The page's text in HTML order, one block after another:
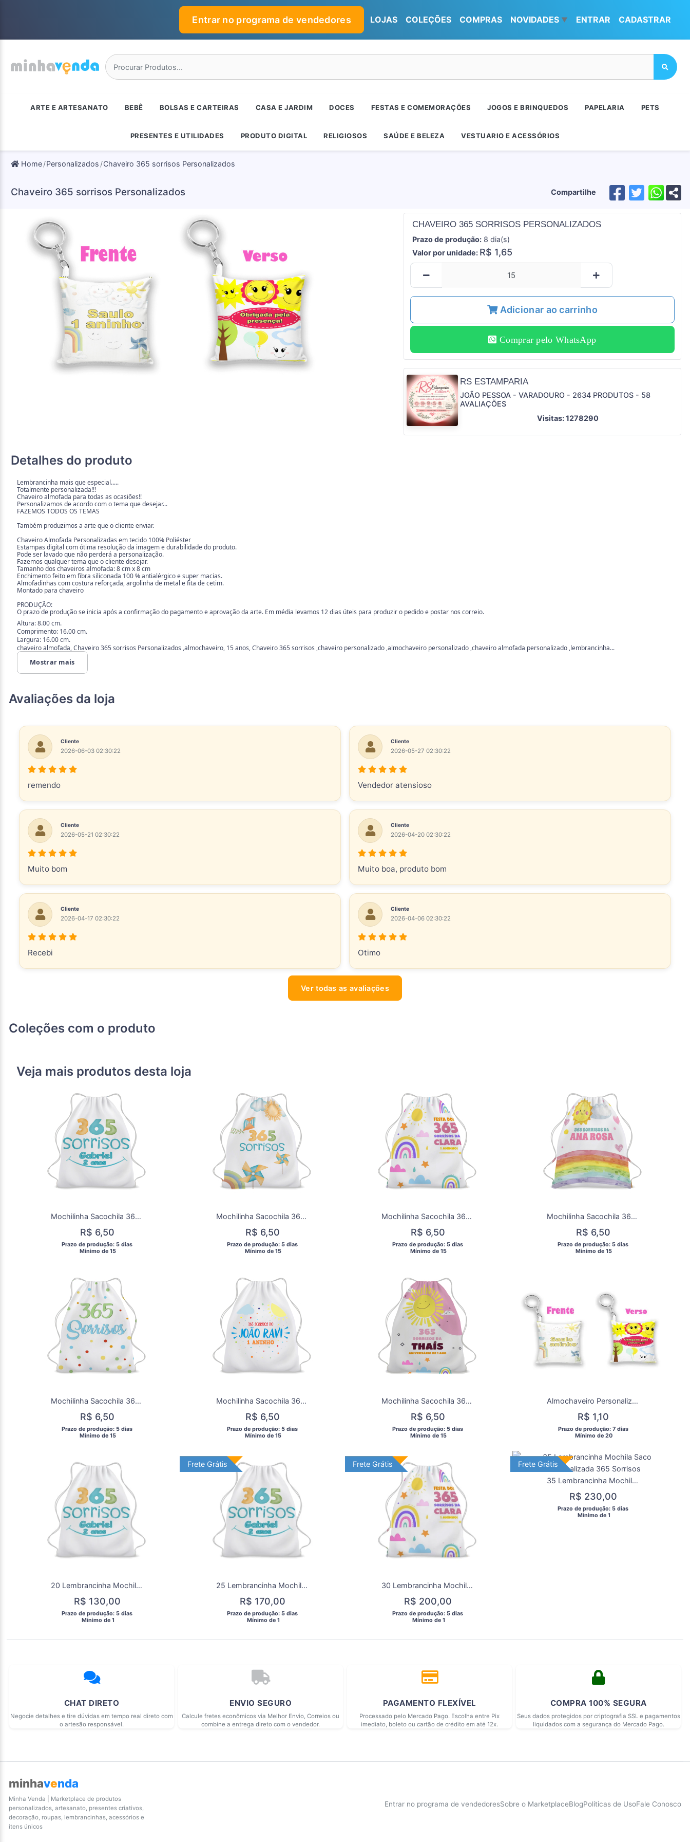
Entrar no programa de vendedores LOJAS COLEÇÕES COMPRAS NOVIDADES ▼ ENTRAR CADASTRAR
ARTE E ARTESANATO BEBÊ BOLSAS E CARTEIRAS CASA E JARDIM DOCES FESTAS E COMEMORAÇÕES JOGOS E BRINQUEDOS PAPELARIA PETS
PRESENTES E UTILIDADES PRODUTO DIGITAL RELIGIOSOS SAÚDE E BELEZA VESTUARIO E ACESSÓRIOS
Home Personalizados Chaveiro 365 sorrisos Personalizados
Chaveiro 365 sorrisos Personalizados Compartilhe
CHAVEIRO 365 SORRISOS PERSONALIZADOS
Prazo de produção:8 dia(s)
Valor por unidade: R$ 1,65
Adicionar ao carrinho
Comprar pelo WhatsApp
RS ESTAMPARIA
JOÃO PESSOA - VARADOURO - 2634 PRODUTOS - 58
AVALIAÇÕES
Visitas: 1278290
Detalhes do produto
Lembrancinha mais que especial.....
Totalmente personalizada!!!
Chaveiro almofada para todas as ocasiões!!
Personalizamos de acordo com o tema que desejar...
FAZEMOS TODOS OS TEMAS
Também produzimos a arte que o cliente enviar.
Chaveiro Almofada Personalizadas em tecido 100% Poliéster
Estampas digital com ótima resolução da imagem e durabilidade do produto.
Pode ser lavado que não perderá a personalização.
Fazemos qualquer tema que o cliente desejar.
Tamanho dos chaveiros almofada: 8 cm x 8 cm
Enchimento feito em fibra siliconada 100 % antialérgico e super macias.
Almofadinhas com costura reforçada, argolinha de metal e fita de cetim.
Montado para chaveiro
PRODUÇÃO:
O prazo de produção se inicia após a confirmação do pagamento e aprovação da arte. Em média levamos 12 dias úteis para produzir o pedido e postar nos correio.
Altura: 8.00 cm.
Comprimento: 16.00 cm.
Largura: 16.00 cm.
chaveiro almofada, Chaveiro 365 sorrisos Personalizados ,almochaveiro, 15 anos, Chaveiro 365 sorrisos ,chaveiro personalizado ,almochaveiro personalizado ,chaveiro almofada personalizado ,lembrancinha...
Mostrar mais
Avaliações da loja
Cliente
2026-06-03 02:30:22
remendo
Cliente
2026-05-27 02:30:22
Vendedor atensioso
Cliente
2026-05-21 02:30:22
Muito bom
Cliente
2026-04-20 02:30:22
Muito boa, produto bom
Cliente
2026-04-17 02:30:22
Recebi
Cliente
2026-04-06 02:30:22
Otimo
Ver todas as avaliações
Coleções com o produto
Veja mais produtos desta loja
Mochilinha Sacochila 365 Sorrisos para aniversárrio/Lembrancinha de aniversário 365 Sorrisos Personalizada
R$ 6,50
Prazo de produção: 5 dias
  Mínimo de 15
Mochilinha Sacochila 365 Sorrisos para aniversárrio/Lembrancinha de aniversário 365 Sorrisos -Menino
R$ 6,50
Prazo de produção: 5 dias
  Mínimo de 15
Mochilinha Sacochila 365 Sorrisos para aniversárrio/Lembrancinha de aniversário 365 Sorrisos -Menina
R$ 6,50
Prazo de produção: 5 dias
  Mínimo de 15
Mochilinha Sacochila 365 Sorrisos para aniversárrio/Lembrancinha de aniversário 365 Sorrisos -Arcoirís
R$ 6,50
Prazo de produção: 5 dias
  Mínimo de 15
Mochilinha Sacochila 365 Sorrisos para aniversárrio/Lembrancinha de aniversário 365 Sorrisos Festa
R$ 6,50
Prazo de produção: 5 dias
  Mínimo de 15
Mochilinha Sacochila 365 Sorrisos para aniversárrio/Lembrancinha de aniversário 365 Sorrisos Criança
R$ 6,50
Prazo de produção: 5 dias
  Mínimo de 15
Mochilinha Sacochila 365 Sorrisos para aniversárrio/Lembrancinha de aniversário 365 Sorrisos Sol
R$ 6,50
Prazo de produção: 5 dias
  Mínimo de 15
Almochaveiro Personalizado Aniversário 365 Sorrisos
R$ 1,10
Prazo de produção: 7 dias
  Mínimo de 20
20 Lembrancinha Mochila Saco Personalizada 365 Sorrisos
R$ 130,00
Prazo de produção: 5 dias
  Mínimo de 1
Frete Grátis
Frete Grátis
25 Lembrancinha Mochila Saco Personalizada 365 Sorrisos
R$ 170,00
Prazo de produção: 5 dias
  Mínimo de 1
Frete Grátis
Frete Grátis
30 Lembrancinha Mochila Saco Personalizada 365 Sorrisos
R$ 200,00
Prazo de produção: 5 dias
  Mínimo de 1
Frete Grátis
Frete Grátis
35 Lembrancinha Mochila Saco Personalizada 365 Sorrisos
R$ 230,00
Prazo de produção: 5 dias
  Mínimo de 1
CHAT DIRETO
Negocie detalhes e tire dúvidas em tempo real direto com
o artesão responsável.
ENVIO SEGURO
Calcule fretes econômicos via Melhor Envio, Correios ou
combine a entrega direto com o vendedor.
PAGAMENTO FLEXÍVEL
Processado pelo Mercado Pago. Escolha entre Pix
imediato, boleto ou cartão de crédito em até 12x.
COMPRA 100% SEGURA
Seus dados protegidos por criptografia SSL e pagamentos
liquidados com a segurança do Mercado Pago.
minhavenda
Minha Venda | Marketplace de produtos
personalizados, artesanato, presentes criativos,
decoração, roupas, lembrancinhas, acessórios e
itens únicos
Entrar no programa de vendedoresSobre o MarketplaceBlogPolíticas de UsoFale Conosco